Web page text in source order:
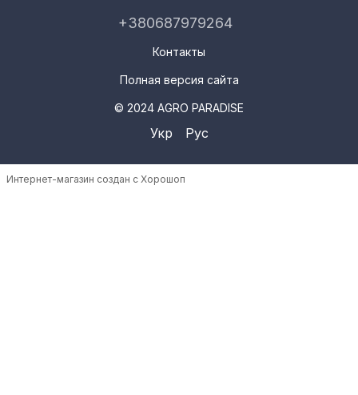
+380687979264
Контакты
Полная версия сайта
© 2024 AGRO PARADISE
Укр Рус
Интернет-магазин создан с Хорошоп